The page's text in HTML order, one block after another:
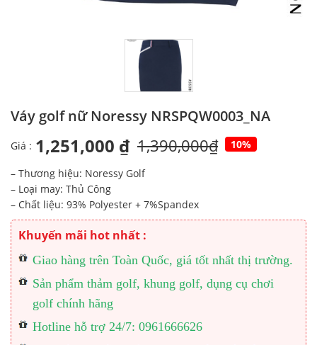
Váy golf nữ Noressy NRSPQW0003_NA
Giá : 1,251,000 ₫ 1,390,000₫ 10%
– Thương hiệu: Noressy Golf
– Loại may: Thủ Công
– Chất liệu: 93% Polyester + 7%Spandex
Khuyến mãi hot nhất :
Giao hàng trên Toàn Quốc, giá tốt nhất thị trường.
Sản phẩm thảm golf, khung golf, dụng cụ chơi
golf chính hãng
Hotline hỗ trợ 24/7: 0961666626